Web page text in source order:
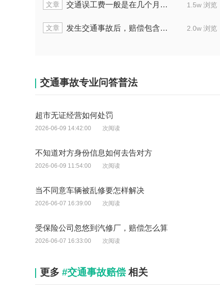
1.5w 浏览
文章 交通误工费一般是在几个月内做赔偿
2.0w 浏览
文章 发生交通事故后，赔偿包含什么项目
交通事故专业问答普法
超市无证经营如何处罚
2026-06-09 14:42:00 次阅读
不知道对方身份信息如何去告对方
2026-06-09 11:54:00 次阅读
当不同意车辆被乱修要怎样解决
2026-06-07 16:39:00 次阅读
受保险公司忽悠到汽修厂，赔偿怎么算
2026-06-07 16:33:00 次阅读
更多 #交通事故赔偿 相关